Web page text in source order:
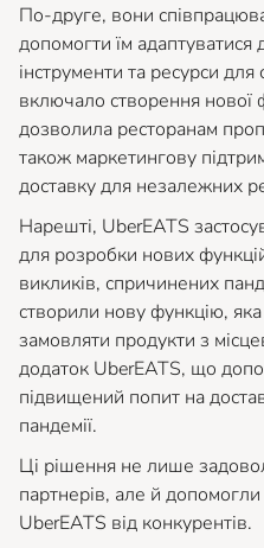
По-друге, вони
допомогти їм
інструменти та ресурси
включало створення нової
дозволила ресторанам
також маркетингову
доставку для незалежних
Нарешті, UberEATS
для розробки нових
викликів, спричинених
створили нову функцію,
замовляти продукти з
додаток UberEATS, що
підвищений попит на
пандемії.
Ці рішення не лише
партнерів, але й допомогли
UberEATS від конкурентів.